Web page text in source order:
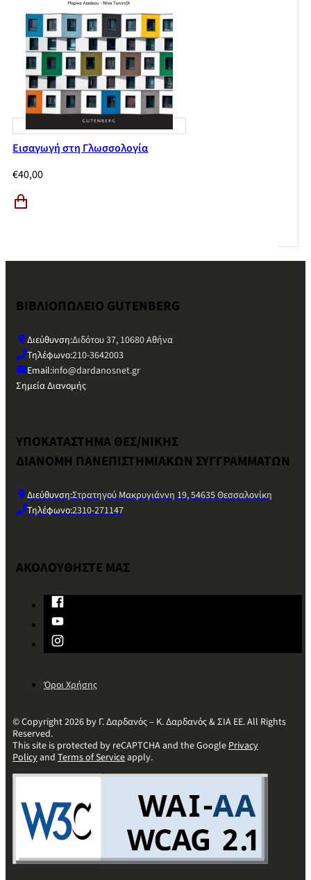
Εισαγωγή στη Γλωσσολογία
€40,00
ΒΙΒΛΙΟΠΩΛΕΙΟ GUTENBERG
Διεύθυνση:Διδότου 37, 10680 Αθήνα
Τηλέφωνο:210-3642003
Email:info@dardanosnet.gr
Σημεία Διανομής
ΥΠΟΚΑΤΑΣΤΗΜΑ ΘΕΣ/ΝΙΚΗΣ
ΔΙΑΝΟΜΗ ΠΑΝΕΠΙΣΤΗΜΙΑΚΩΝ ΣΥΓΓΡΑΜΜΑΤΩΝ
Διεύθυνση:Στρατηγού Μακρυγιάννη 19, 54635 Θεσσαλονίκη
Τηλέφωνο:2310-271147
ΑΚΟΛΟΥΘΗΣΤΕ ΜΑΣ
Όροι Χρήσης
© Copyright 2026 by Γ. Δαρδανός – Κ. Δαρδανός & ΣΙΑ ΕΕ. All Rights
Reserved.
This site is protected by reCAPTCHA and the GooglePrivacy
Policyand Terms of Serviceapply.